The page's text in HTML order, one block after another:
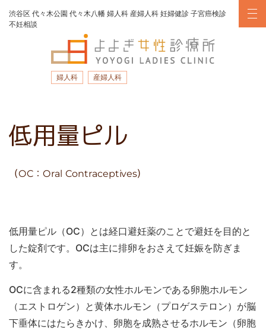
婦人科 産婦人科
渋谷区 代々木公園 代々木八幡 婦人科 産婦人科 妊婦健診 子宮癌検診
不妊相談
低用量ピル
（OC：Oral Contraceptives）
低用量ピル（OC）とは経口避妊薬のことで避妊を目的と
した錠剤です。OCは主に排卵をおさえて妊娠を防ぎま
す。
OCに含まれる2種類の女性ホルモンである卵胞ホルモン
（エストロゲン）と黄体ホルモン（プロゲステロン）が脳
下垂体にはたらきかけ、卵胞を成熟させるホルモン（卵胞